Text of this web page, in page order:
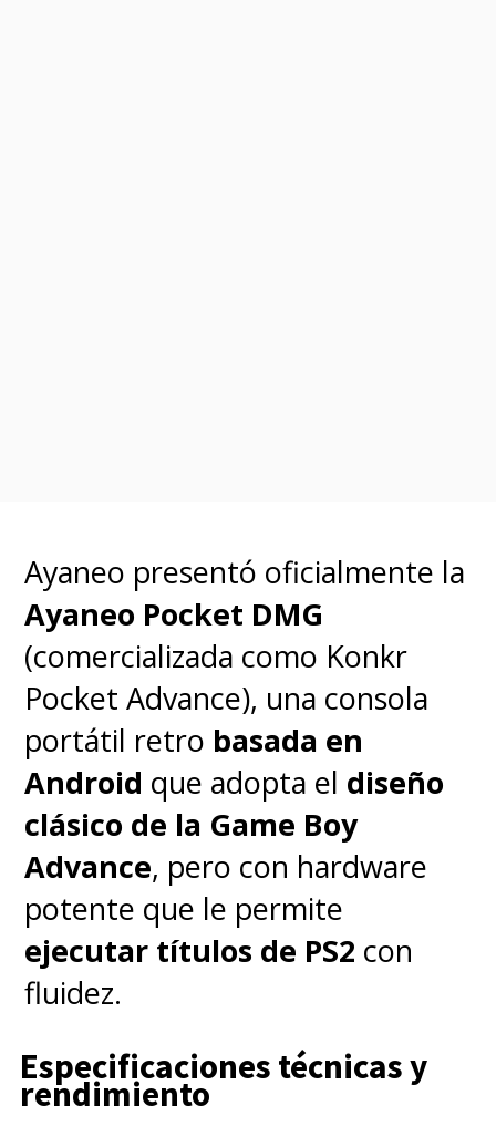
Pokémon TCG Pocketfue
desarrollado porCreatures
Inc.-sí, los creadores originales
del juego de cartas
coleccionables- yDeNA Co.
Ltd.y,
antecesorPokémon TCG
Live,se enfoca directamente
Ayaneo presentó oficialmente la
Ayaneo Pocket DMG
(comercializada como Konkr
Pocket Advance), una consola
portátil retro basada en
Android que adopta el diseño
clásico de la Game Boy
Advance, pero con hardware
potente que le permite
ejecutar títulos de PS2 con
fluidez.
Especificaciones técnicas y
rendimiento